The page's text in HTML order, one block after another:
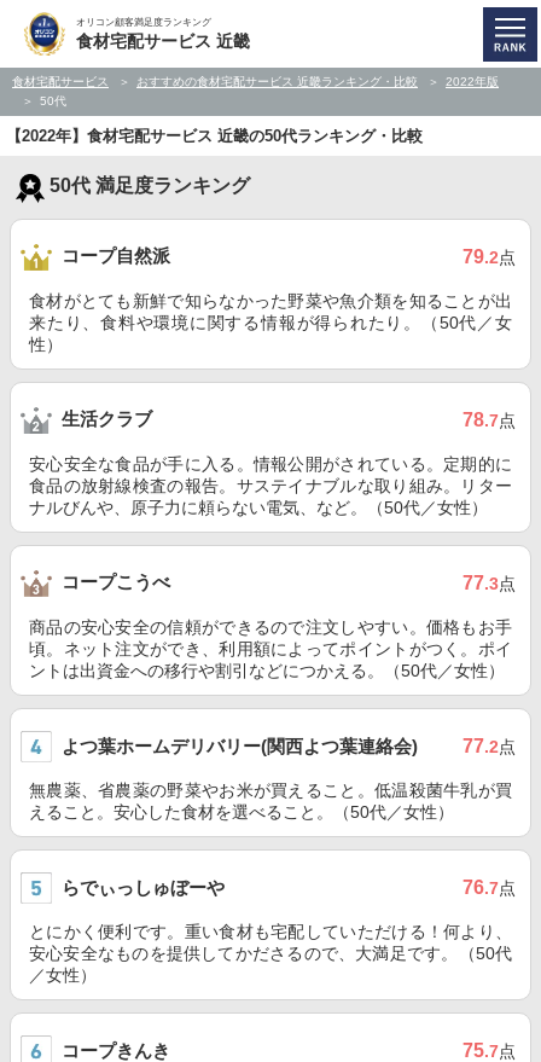
オリコン顧客満足度ランキング
食材宅配サービス 近畿
食材宅配サービス おすすめの食材宅配サービス 近畿ランキング・比較
2022年版
50代
【2022年】食材宅配サービス 近畿の50代ランキング・比較
50代 満足度ランキング
コープ自然派 79.2点
食材がとても新鮮で知らなかった野菜や魚介類を知ることが出
来たり、食料や環境に関する情報が得られたり。（50代／女
性）
生活クラブ 78.7点
安心安全な食品が手に入る。情報公開がされている。定期的に
食品の放射線検査の報告。サステイナブルな取り組み。リター
ナルびんや、原子力に頼らない電気、など。（50代／女性）
コープこうべ 77.3点
商品の安心安全の信頼ができるので注文しやすい。価格もお手
頃。ネット注文ができ、利用額によってポイントがつく。ポイ
ントは出資金への移行や割引などにつかえる。（50代／女性）
よつ葉ホームデリバリー(関西よつ葉連絡会) 77.2点
無農薬、省農薬の野菜やお米が買えること。低温殺菌牛乳が買
えること。安心した食材を選べること。（50代／女性）
らでぃっしゅぼーや 76.7点
とにかく便利です。重い食材も宅配していただける！何より、
安心安全なものを提供してかださるので、大満足です。（50代
／女性）
コープきんき 75.7点